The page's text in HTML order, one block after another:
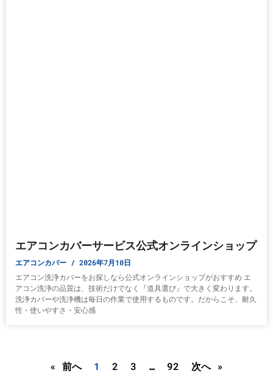
エアコンカバーサービス公式オンラインショップ
エアコンカバー 2026年7月10日
エアコン洗浄カバーをお探しなら公式オンラインショップがおすすめ エ
アコン洗浄の品質は、技術だけでなく『道具選び』で大きく変わります。
洗浄カバーや洗浄機は毎日の作業で使用するものです。だからこそ、耐久
性・使いやすさ・安心感
« 前へ 1 2 3 … 92 次へ »